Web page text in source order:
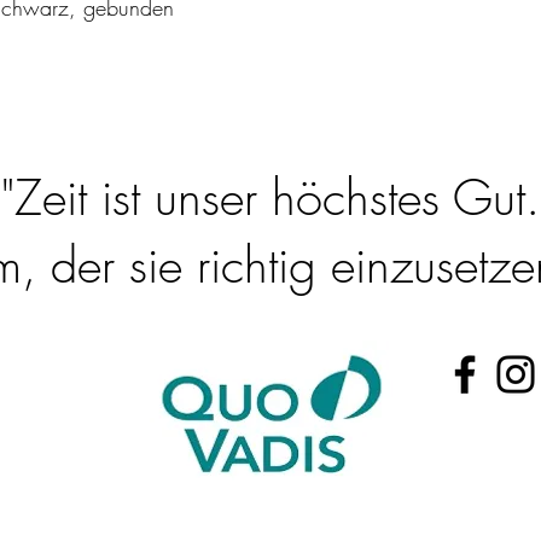
gebunden
"Zeit ist unser höchstes Gut.
der sie richtig